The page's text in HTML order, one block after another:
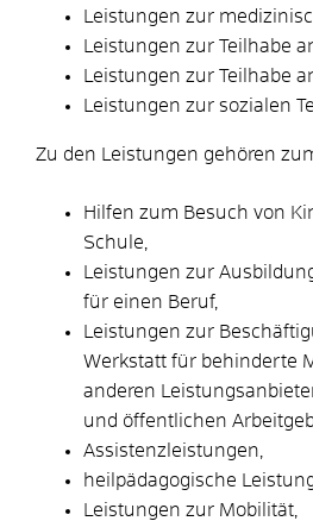
Leistungen zur
Leistungen zur Teilhabe
Leistungen zur Teilhabe
Leistungen zur sozialen
Zu den Leistungen gehören
Hilfen zum Besuch von
Schule,
Leistungen zur
für einen Beruf,
Leistungen zur
Werkstatt für behinderte
anderen
und öffentlichen
Assistenzleistungen,
heilpädagogische
Leistungen zur Mobilität,